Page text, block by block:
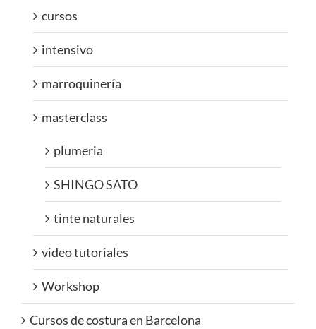
cursos
intensivo
marroquinería
masterclass
plumeria
SHINGO SATO
tinte naturales
video tutoriales
Workshop
Cursos de costura en Barcelona